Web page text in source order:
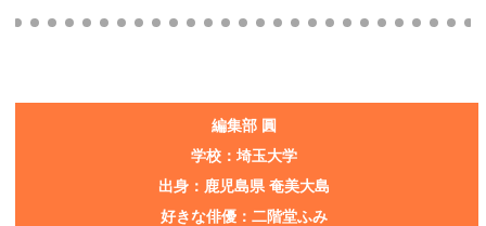
編集部 圓
学校：埼玉大学
出⾝：鹿児島県 奄美大島
好きな俳優：二階堂ふみ